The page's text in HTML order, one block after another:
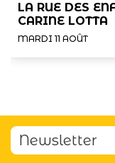
LA RUE DES
CARINE LOTTA
MARDI 11 AOÛT